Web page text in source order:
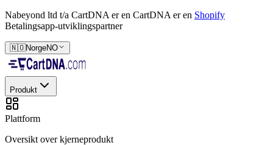
Nabeyond ltd t/a CartDNA er en CartDNA er en Shopify
Betalingsapp-utviklingspartner
🇳🇴NorgeNO
Produkt
Plattform
Oversikt over kjerneprodukt